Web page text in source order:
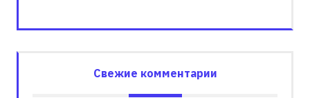
Свежие комментарии